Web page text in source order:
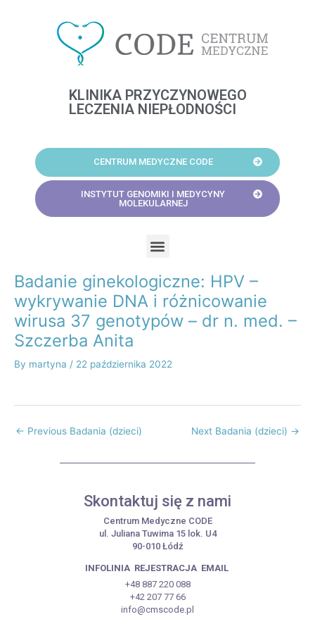
KLINIKA PRZYCZYNOWEGO
LECZENIA NIEPŁODNOŚCI
CENTRUM MEDYCZNE CODE
INSTYTUT GENOMIKI I MEDYCYNY
MOLEKULARNEJ
Badanie ginekologiczne: HPV –
wykrywanie DNA i różnicowanie
wirusa 37 genotypów – dr n. med. –
Szczerba Anita
By martyna / 22 października 2022
Post
navigation
← Previous Badania (dzieci) Next Badania (dzieci) →
Skontaktuj się z nami
Centrum Medyczne CODE
ul. Juliana Tuwima 15 lok. U4
90-010 Łódź
INFOLINIA REJESTRACJA EMAIL
+48 887 220 088
+42 207 77 66
info@cmscode.pl